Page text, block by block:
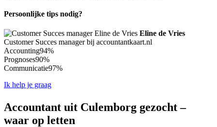
Persoonlijke tips nodig?
Eline de Vries
Customer Succes manager bij accountantkaart.nl
Accounting94%
Prognoses90%
Communicatie97%
Ik help je graag
Accountant uit Culemborg gezocht –
waar op letten